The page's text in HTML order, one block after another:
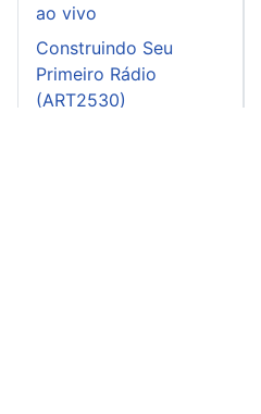
ao vivo
Construindo Seu
Primeiro Rádio
(ART2530)